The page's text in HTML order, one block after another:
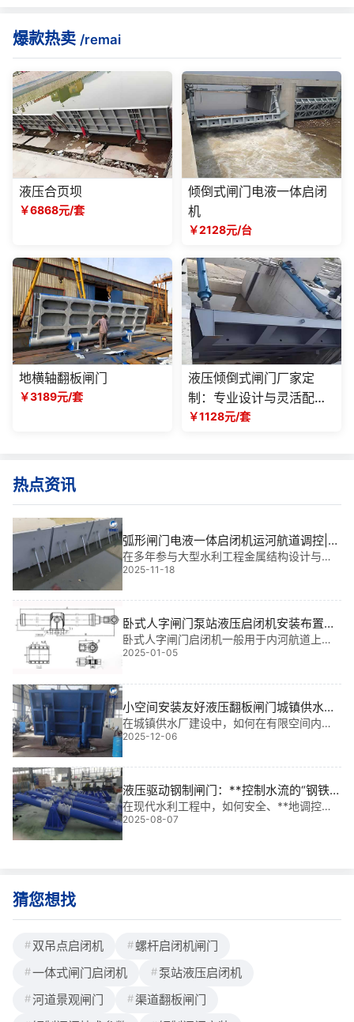
爆款热卖 /remai
液压合页坝
￥6868元/套
倾倒式闸门电液一体启闭
机
￥2128元/台
地横轴翻板闸门
￥3189元/套
液压倾倒式闸门厂家定
制：专业设计与灵活配置
的解决方案
￥1128元/套
热点资讯
弧形闸门电液一体启闭机运河航道调控|智
能**调控新标杆
在多年参与大型水利工程金属结构设计与现
场安装的实践中，我深刻体会到：弧形闸门
级的关键，更是保障航道通航安全与水资源*
*调配的核心手段。它让原本依赖人工经验的
“粗放
2025-11-18
卧式人字闸门泵站液压启闭机安装布置尺
寸参数及安装结构图
卧式人字闸门启闭机一般用于内河航道上的
船闸、市政水利工程的一字闸门上，具有启
特点，具体详情常见型号安装尺寸及安装结
构图如下。一、卧式人字闸门泵站液压启闭
机安装布置尺寸参数型号ABCDEabcdeR地
脚螺栓GB/T799-1988QRWY-2×100775+S
根据水工布要求定2403801451607055508
0806-M
2025-01-05
小空间安装友好液压翻板闸门城镇供水厂|
**智能的水位调控新选择
在城镇供水厂建设中，如何在有限空间内实
现**、可靠的水位控制？我参与过多个大型
压翻板闸门城镇供水厂，正成为破解“空间
紧、流量变、维护难”难题的关键利器。这类
2025-12-06
液压驱动钢制闸门：**控制水流的“钢铁卫
士”
在现代水利工程中，如何安全、**地调控水
流，是保障防洪排涝、水资源调配和电站运
行的关键。液压驱动钢制闸门正是在这一需
2025-08-07
猜您想找
双吊点启闭机
螺杆启闭机闸门
一体式闸门启闭机
泵站液压启闭机
河道景观闸门
渠道翻板闸门